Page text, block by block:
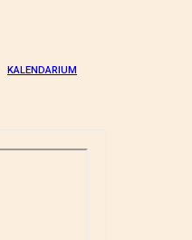
KALENDARIUM